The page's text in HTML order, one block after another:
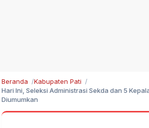
Beranda
Kabupaten Pati
Hari Ini, Seleksi Administrasi Sekda dan 5
Diumumkan